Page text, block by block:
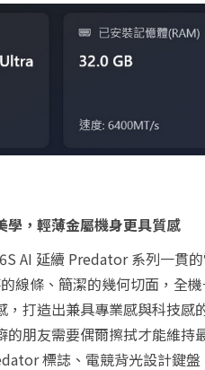
學，輕薄金屬機身更具質感
AI 延續 Predator 系列一貫
線條、簡潔的幾何切面，全
，打造出兼具專業感與科技
的朋友需要偶爾擦拭才能維
標誌、電競背光設計鍵